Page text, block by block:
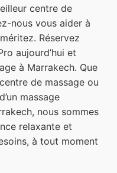
centre de
nous vous aider à
Réservez
aujourd’hui et
à Marrakech. Que
de massage ou
massage
nous sommes
relaxante et
à tout moment